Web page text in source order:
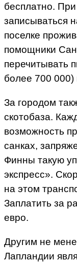
бесплатно.
записываться
поселке
помощники
перечитывать
более 700 000)
За городом
скотобаза.
возможность
санках,
Финны такую
экспресс».
на этом
Заплатить за
евро.
Другим не
Лапландии